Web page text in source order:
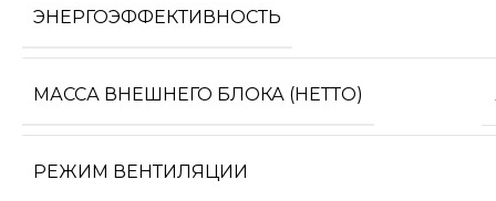
ЭНЕРГОЭФФЕКТИВНОСТЬ
МАССА ВНЕШНЕГО БЛОКА (НЕТТО)
РЕЖИМ ВЕНТИЛЯЦИИ